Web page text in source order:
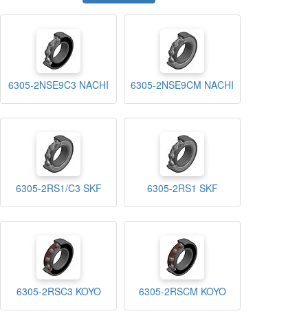
6305-2NSE9C3 NACHI 6305-2NSE9CM NACHI
6305-2RS1/C3 SKF 6305-2RS1 SKF
6305-2RSC3 KOYO 6305-2RSCM KOYO